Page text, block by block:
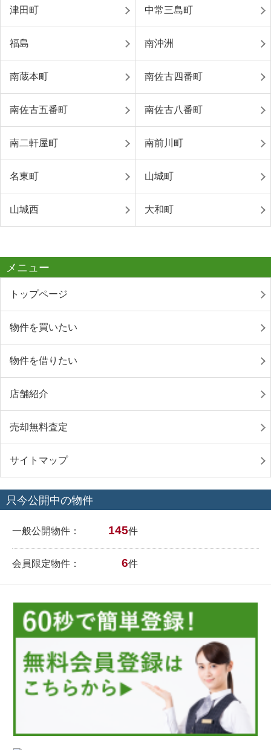
津田町 中常三島町
福島 南沖洲
南蔵本町 南佐古四番町
南佐古五番町 南佐古八番町
南二軒屋町 南前川町
名東町 山城町
山城西 大和町
メニュー
トップページ
物件を買いたい
物件を借りたい
店舗紹介
売却無料査定
サイトマップ
只今公開中の物件
一般公開物件： 145件
会員限定物件： 6件